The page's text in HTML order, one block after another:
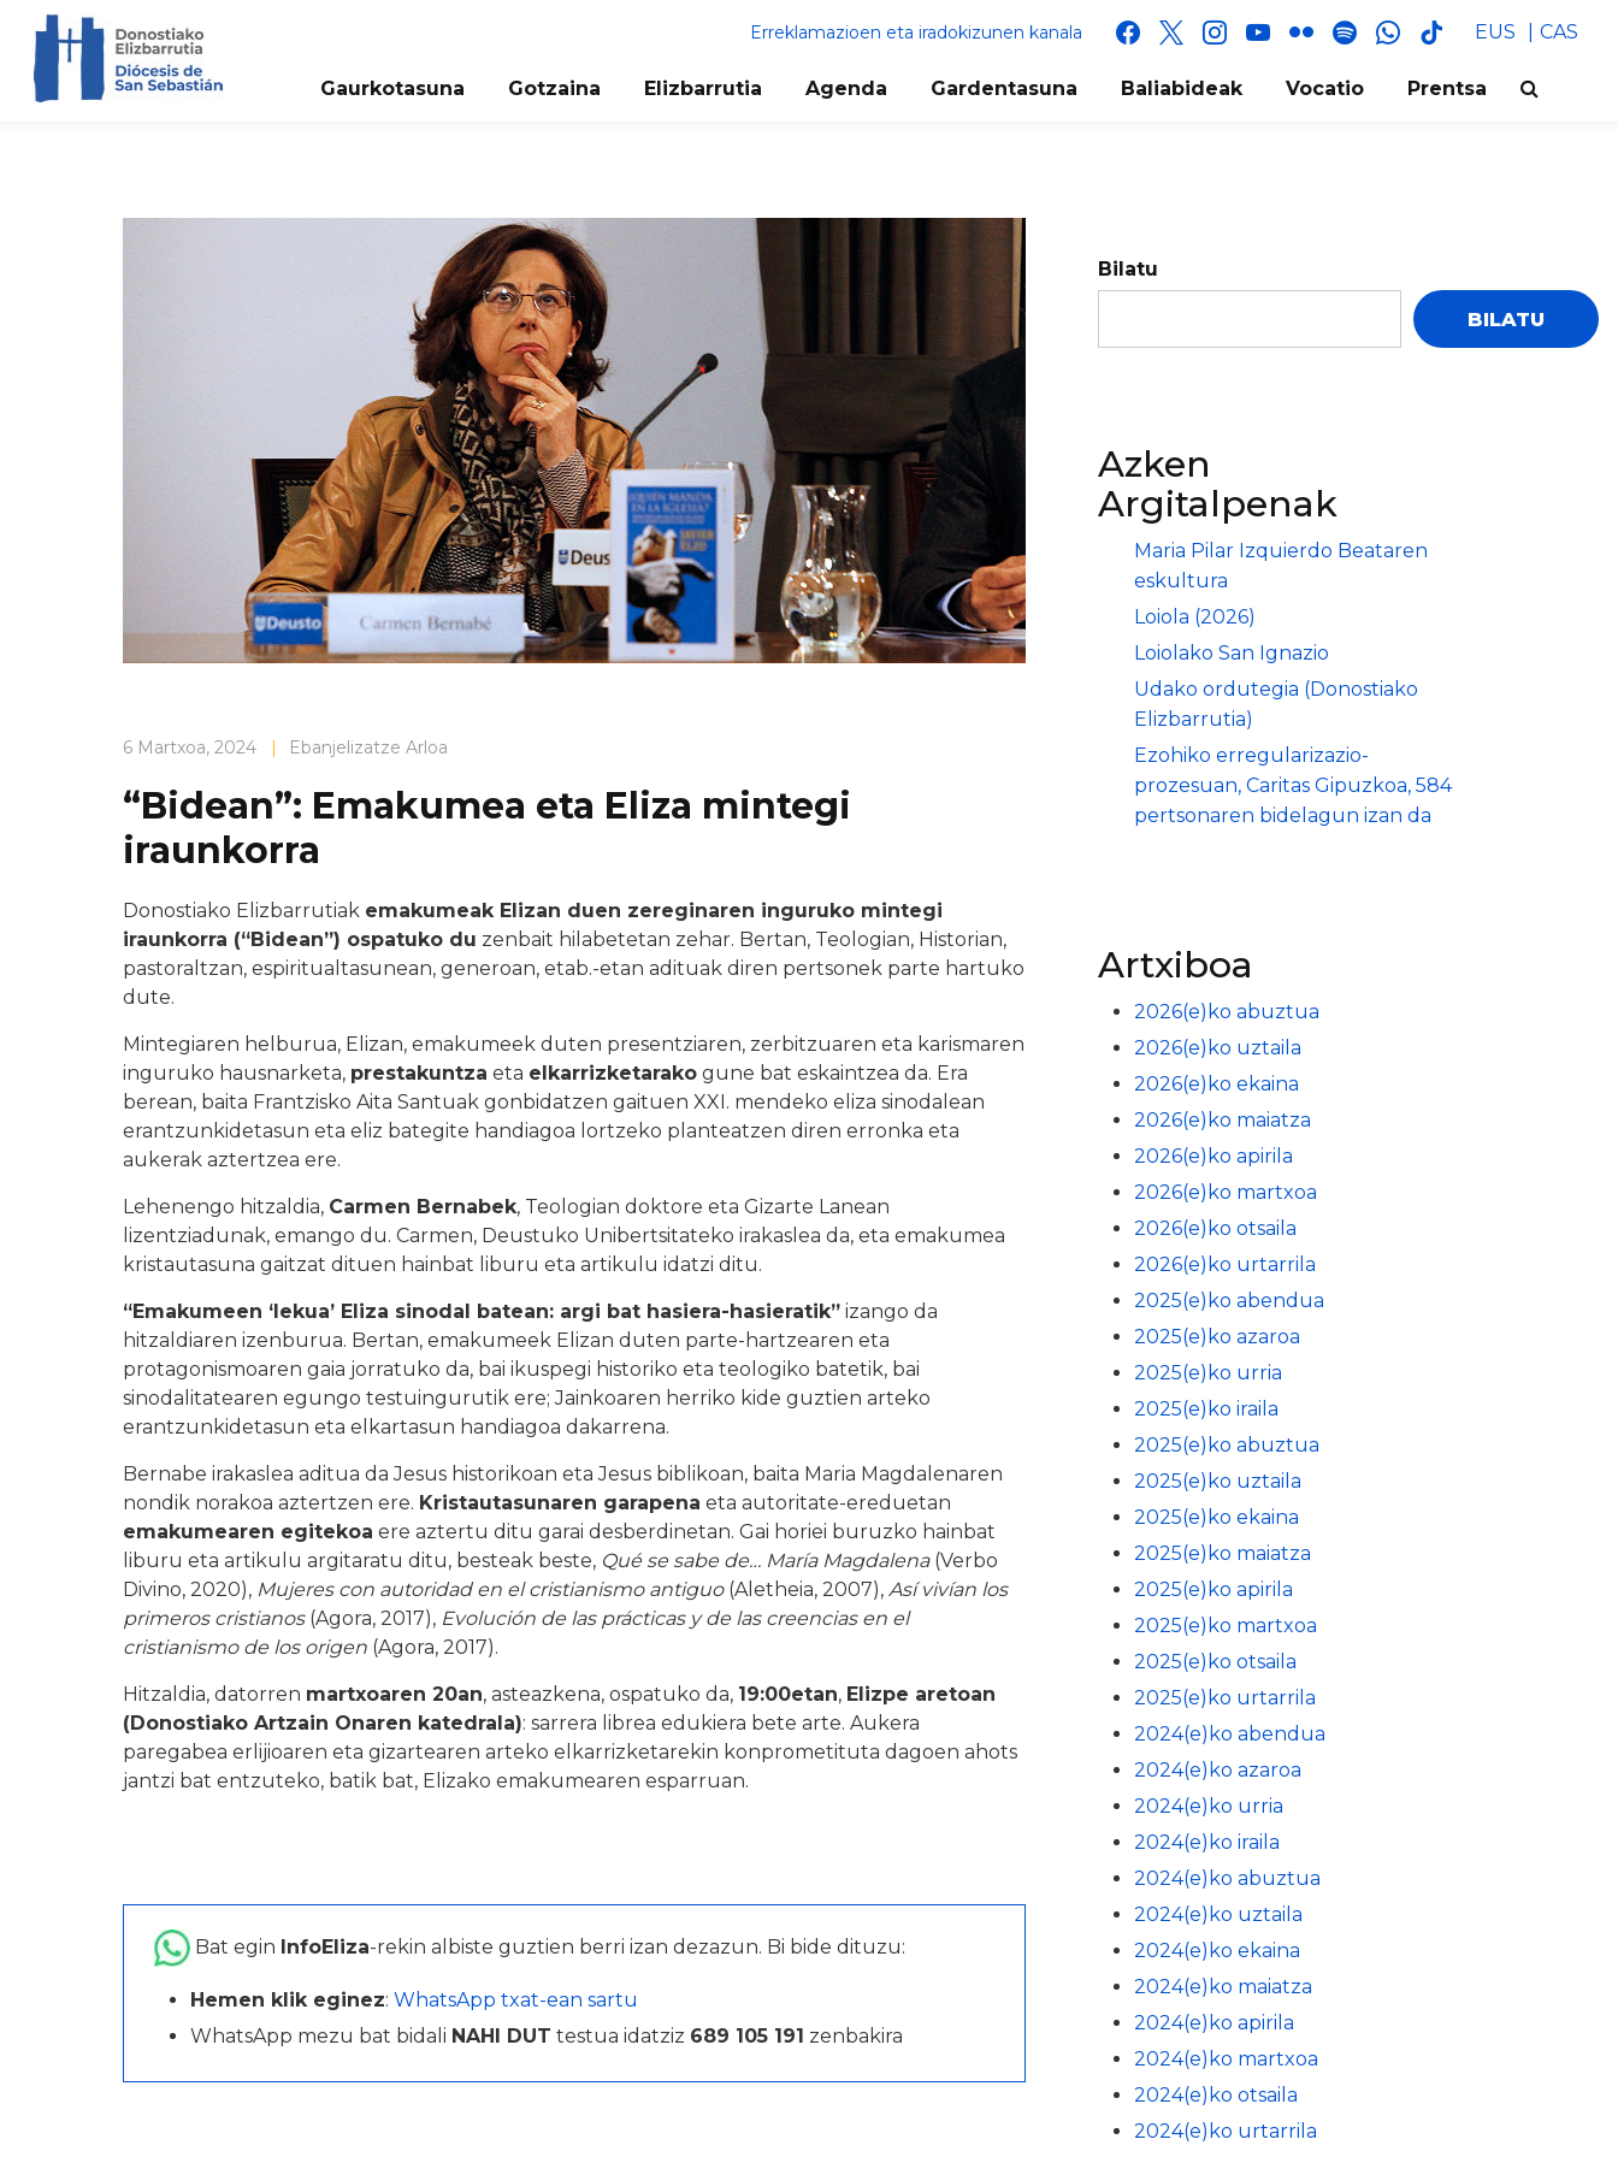
Erreklamazioen eta iradokizunen kanala facebook
x instagram
youtube
flickr spotifywhatsapp
tik
EUS CAS
Gaurkotasuna Gotzaina Elizbarrutia Agenda Gardentasuna Baliabideak Vocatio Prentsa
6 Martxoa, 2024 | Ebanjelizatze Arloa
“Bidean”: Emakumea eta Eliza mintegi
iraunkorra
Donostiako Elizbarrutiak emakumeak Elizan duen zereginaren inguruko mintegi
iraunkorra (“Bidean”) ospatuko du zenbait hilabetetan zehar. Bertan, Teologian, Historian,
pastoraltzan, espiritualtasunean, generoan, etab.-etan adituak diren pertsonek parte hartuko
dute.
Mintegiaren helburua, Elizan, emakumeek duten presentziaren, zerbitzuaren eta karismaren
inguruko hausnarketa, prestakuntza eta elkarrizketarako gune bat eskaintzea da. Era
berean, baita Frantzisko Aita Santuak gonbidatzen gaituen XXI. mendeko eliza sinodalean
erantzunkidetasun eta eliz bategite handiagoa lortzeko planteatzen diren erronka eta
aukerak aztertzea ere.
Lehenengo hitzaldia, Carmen Bernabek, Teologian doktore eta Gizarte Lanean
lizentziadunak, emango du. Carmen, Deustuko Unibertsitateko irakaslea da, eta emakumea
kristautasuna gaitzat dituen hainbat liburu eta artikulu idatzi ditu.
“Emakumeen ‘lekua’ Eliza sinodal batean: argi bat hasiera-hasieratik” izango da
hitzaldiaren izenburua. Bertan, emakumeek Elizan duten parte-hartzearen eta
protagonismoaren gaia jorratuko da, bai ikuspegi historiko eta teologiko batetik, bai
sinodalitatearen egungo testuingurutik ere; Jainkoaren herriko kide guztien arteko
erantzunkidetasun eta elkartasun handiagoa dakarrena.
Bernabe irakaslea aditua da Jesus historikoan eta Jesus biblikoan, baita Maria Magdalenaren
nondik norakoa aztertzen ere. Kristautasunaren garapena eta autoritate-ereduetan
emakumearen egitekoa ere aztertu ditu garai desberdinetan. Gai horiei buruzko hainbat
liburu eta artikulu argitaratu ditu, besteak beste, Qué se sabe de… María Magdalena(Verbo
Divino, 2020), Mujeres con autoridad en el cristianismo antiguo(Aletheia, 2007), Así vivían los
primeros cristianos(Agora, 2017), Evolución de las prácticas y de las creencias en el
cristianismo de los origen (Agora, 2017).
Hitzaldia, datorren martxoaren 20an, asteazkena, ospatuko da, 19:00etan, Elizpe aretoan
(Donostiako Artzain Onaren katedrala): sarrera librea edukiera bete arte. Aukera
paregabea erlijioaren eta gizartearen arteko elkarrizketarekin konprometituta dagoen ahots
jantzi bat entzuteko, batik bat, Elizako emakumearen esparruan.
Bat egin InfoEliza-rekin albiste guztien berri izan dezazun. Bi bide dituzu:
Hemen klik eginez: WhatsApp txat-ean sartu
WhatsApp mezu bat bidali NAHI DUT testua idatziz 689 105 191 zenbakira
Bilatu
BILATU
Azken
Argitalpenak
Maria Pilar Izquierdo Beataren
eskultura
Loiola (2026)
Loiolako San Ignazio
Udako ordutegia (Donostiako
Elizbarrutia)
Ezohiko erregularizazio-
prozesuan, Caritas Gipuzkoa, 584
pertsonaren bidelagun izan da
Artxiboa
2026(e)ko abuztua
2026(e)ko uztaila
2026(e)ko ekaina
2026(e)ko maiatza
2026(e)ko apirila
2026(e)ko martxoa
2026(e)ko otsaila
2026(e)ko urtarrila
2025(e)ko abendua
2025(e)ko azaroa
2025(e)ko urria
2025(e)ko iraila
2025(e)ko abuztua
2025(e)ko uztaila
2025(e)ko ekaina
2025(e)ko maiatza
2025(e)ko apirila
2025(e)ko martxoa
2025(e)ko otsaila
2025(e)ko urtarrila
2024(e)ko abendua
2024(e)ko azaroa
2024(e)ko urria
2024(e)ko iraila
2024(e)ko abuztua
2024(e)ko uztaila
2024(e)ko ekaina
2024(e)ko maiatza
2024(e)ko apirila
2024(e)ko martxoa
2024(e)ko otsaila
2024(e)ko urtarrila